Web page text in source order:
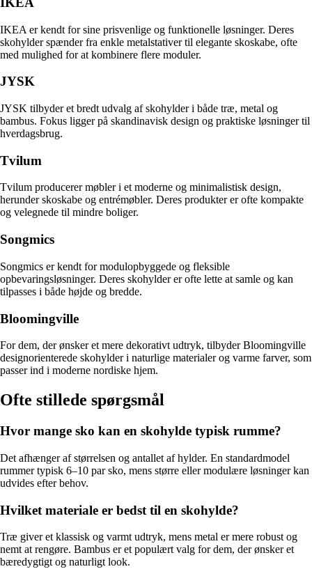
IKEA er kendt for sine prisvenlige og funktionelle løsninger. Deres
skohylder spænder fra enkle metalstativer til elegante skoskabe, ofte
med mulighed for at kombinere flere moduler.
JYSK
JYSK tilbyder et bredt udvalg af skohylder i både træ, metal og
bambus. Fokus ligger på skandinavisk design og praktiske løsninger til
hverdagsbrug.
Tvilum
Tvilum producerer møbler i et moderne og minimalistisk design,
herunder skoskabe og entrémøbler. Deres produkter er ofte kompakte
og velegnede til mindre boliger.
Songmics
Songmics er kendt for modulopbyggede og fleksible
opbevaringsløsninger. Deres skohylder er ofte lette at samle og kan
tilpasses i både højde og bredde.
Bloomingville
For dem, der ønsker et mere dekorativt udtryk, tilbyder Bloomingville
designorienterede skohylder i naturlige materialer og varme farver, som
passer ind i moderne nordiske hjem.
Ofte stillede spørgsmål
Hvor mange sko kan en skohylde typisk rumme?
Det afhænger af størrelsen og antallet af hylder. En standardmodel
rummer typisk 6–10 par sko, mens større eller modulære løsninger kan
udvides efter behov.
Hvilket materiale er bedst til en skohylde?
Træ giver et klassisk og varmt udtryk, mens metal er mere robust og
nemt at rengøre. Bambus er et populært valg for dem, der ønsker et
bæredygtigt og naturligt look.